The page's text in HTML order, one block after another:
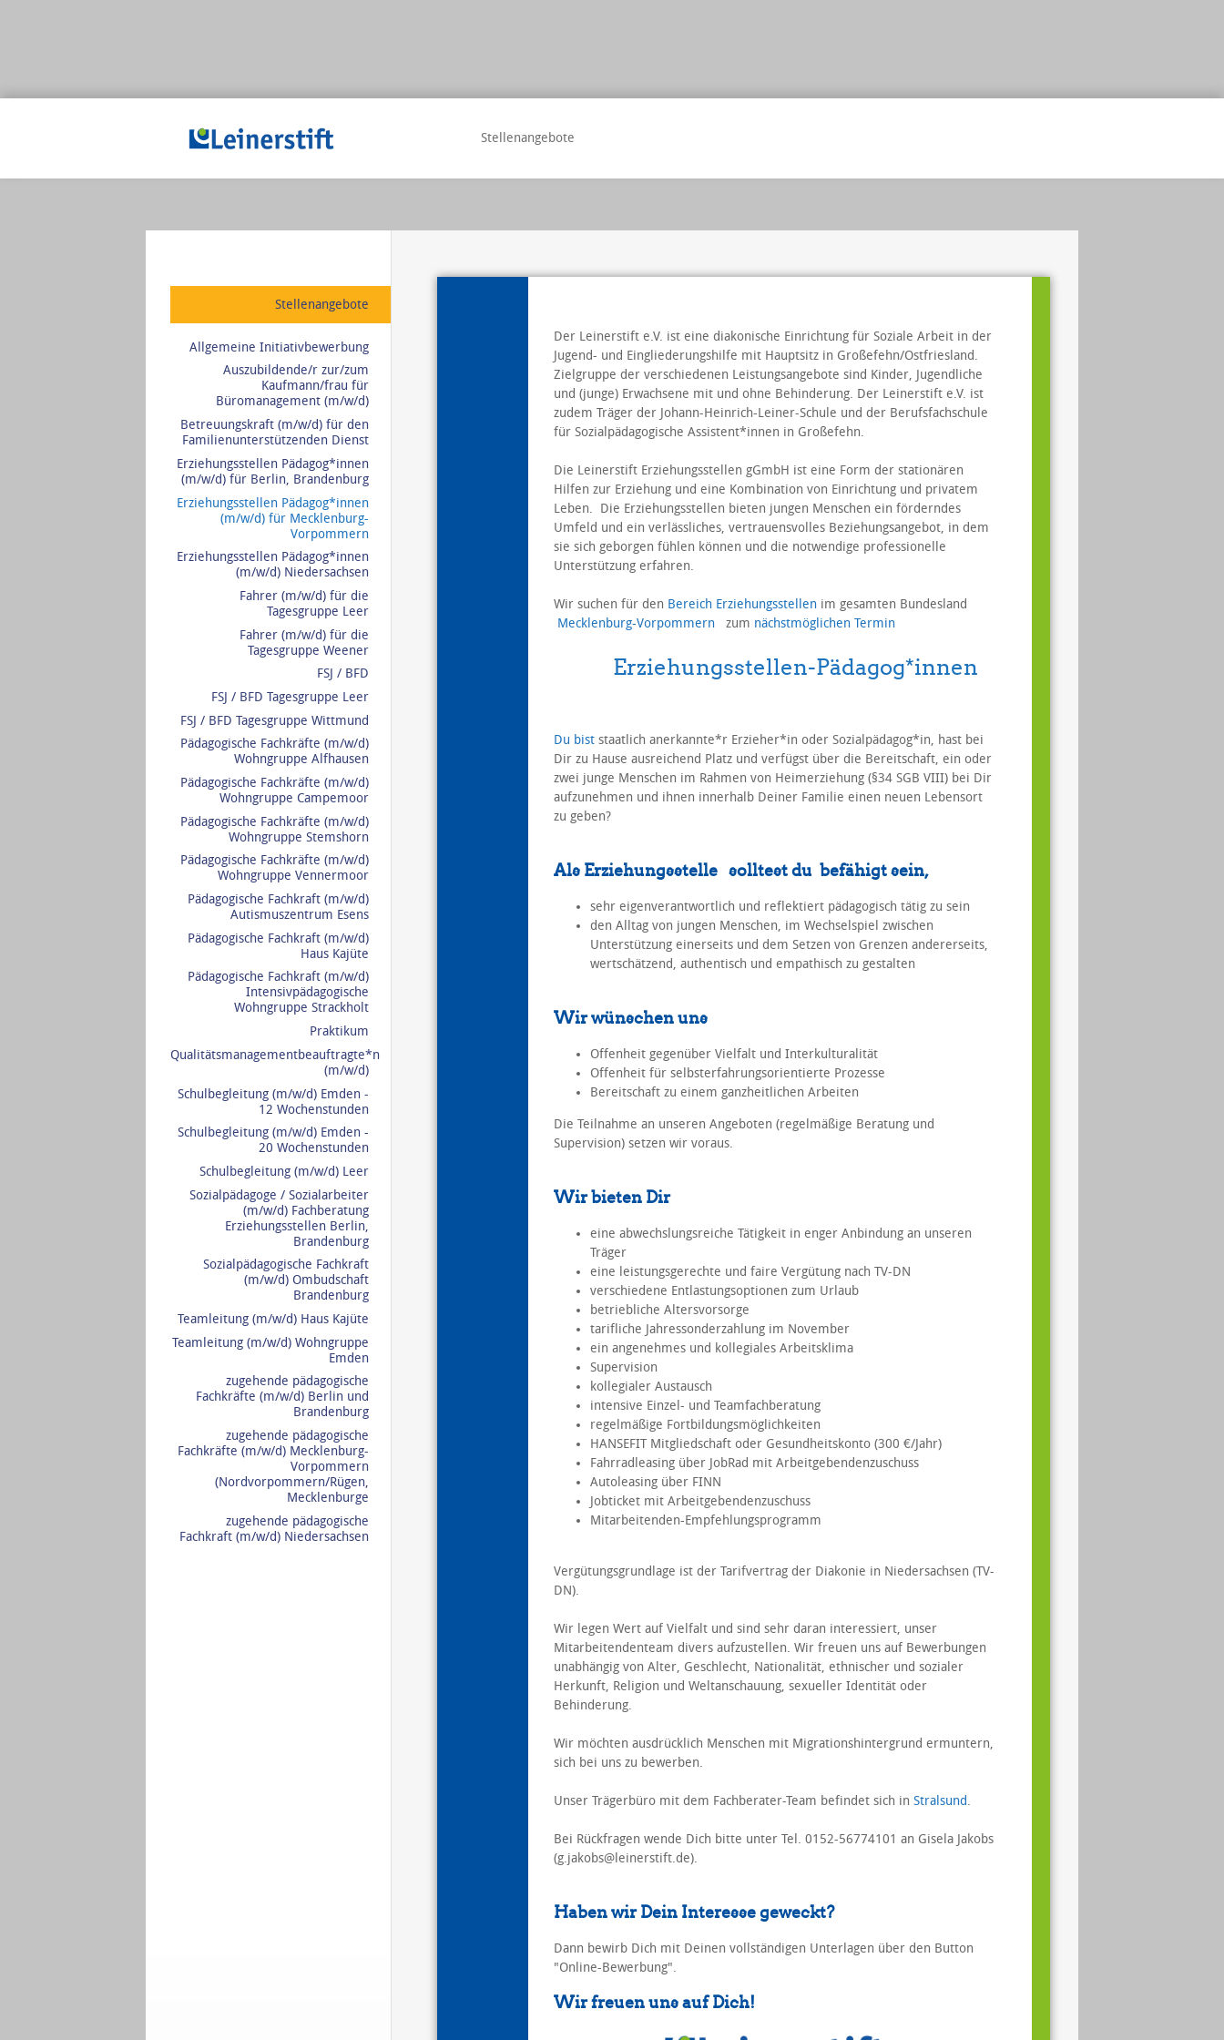
Stellenangebote
Stellenangebote
Allgemeine Initiativbewerbung
Auszubildende/r zur/zum
Kaufmann/frau für
Büromanagement (m/w/d)
Betreuungskraft (m/w/d) für den
Familienunterstützenden Dienst
Erziehungsstellen Pädagog*innen
(m/w/d) für Berlin, Brandenburg
Erziehungsstellen Pädagog*innen
(m/w/d) für Mecklenburg-
Vorpommern
Erziehungsstellen Pädagog*innen
(m/w/d) Niedersachsen
Fahrer (m/w/d) für die
Tagesgruppe Leer
Fahrer (m/w/d) für die
Tagesgruppe Weener
FSJ / BFD
FSJ / BFD Tagesgruppe Leer
FSJ / BFD Tagesgruppe Wittmund
Pädagogische Fachkräfte (m/w/d)
Wohngruppe Alfhausen
Pädagogische Fachkräfte (m/w/d)
Wohngruppe Campemoor
Pädagogische Fachkräfte (m/w/d)
Wohngruppe Stemshorn
Pädagogische Fachkräfte (m/w/d)
Wohngruppe Vennermoor
Pädagogische Fachkraft (m/w/d)
Autismuszentrum Esens
Pädagogische Fachkraft (m/w/d)
Haus Kajüte
Pädagogische Fachkraft (m/w/d)
Intensivpädagogische
Wohngruppe Strackholt
Praktikum
Qualitätsmanagementbeauftragte*n
(m/w/d)
Schulbegleitung (m/w/d) Emden -
12 Wochenstunden
Schulbegleitung (m/w/d) Emden -
20 Wochenstunden
Schulbegleitung (m/w/d) Leer
Sozialpädagoge / Sozialarbeiter
(m/w/d) Fachberatung
Erziehungsstellen Berlin,
Brandenburg
Sozialpädagogische Fachkraft
(m/w/d) Ombudschaft
Brandenburg
Teamleitung (m/w/d) Haus Kajüte
Teamleitung (m/w/d) Wohngruppe
Emden
zugehende pädagogische
Fachkräfte (m/w/d) Berlin und
Brandenburg
zugehende pädagogische
Fachkräfte (m/w/d) Mecklenburg-
Vorpommern
(Nordvorpommern/Rügen,
Mecklenburge
zugehende pädagogische
Fachkraft (m/w/d) Niedersachsen
Der Leinerstift e.V. ist eine diakonische Einrichtung für Soziale Arbeit in der
Jugend- und Eingliederungshilfe mit Hauptsitz in Großefehn/Ostfriesland.
Zielgruppe der verschiedenen Leistungsangebote sind Kinder, Jugendliche
und (junge) Erwachsene mit und ohne Behinderung. Der Leinerstift e.V. ist
zudem Träger der Johann-Heinrich-Leiner-Schule und der Berufsfachschule
für Sozialpädagogische Assistent*innen in Großefehn.
Die Leinerstift Erziehungsstellen gGmbH ist eine Form der stationären
Hilfen zur Erziehung und eine Kombination von Einrichtung und privatem
Leben. Die Erziehungsstellen bieten jungen Menschen ein förderndes
Umfeld und ein verlässliches, vertrauensvolles Beziehungsangebot, in dem
sie sich geborgen fühlen können und die notwendige professionelle
Unterstützung erfahren.
Wir suchen für den Bereich Erziehungsstellenim gesamten Bundesland
Mecklenburg-Vorpommern zum nächstmöglichen Termin
Erziehungsstellen-Pädagog*innen
Du biststaatlich anerkannte*r Erzieher*in oder Sozialpädagog*in, hast bei
Dir zu Hause ausreichend Platz und verfügst über die Bereitschaft, ein oder
zwei junge Menschen im Rahmen von Heimerziehung (§34 SGB VIII) bei Dir
aufzunehmen und ihnen innerhalb Deiner Familie einen neuen Lebensort
zu geben?
Als Erziehungsstelle solltest du befähigt sein,
sehr eigenverantwortlich und reflektiert pädagogisch tätig zu sein
den Alltag von jungen Menschen, im Wechselspiel zwischen
Unterstützung einerseits und dem Setzen von Grenzen andererseits,
wertschätzend, authentisch und empathisch zu gestalten
Wir wünschen uns
Offenheit gegenüber Vielfalt und Interkulturalität
Offenheit für selbsterfahrungsorientierte Prozesse
Bereitschaft zu einem ganzheitlichen Arbeiten
Die Teilnahme an unseren Angeboten (regelmäßige Beratung und
Supervision) setzen wir voraus.
Wir bieten Dir
eine abwechslungsreiche Tätigkeit in enger Anbindung an unseren
Träger
eine leistungsgerechte und faire Vergütung nach TV-DN
verschiedene Entlastungsoptionen zum Urlaub
betriebliche Altersvorsorge
tarifliche Jahressonderzahlung im November
ein angenehmes und kollegiales Arbeitsklima
Supervision
kollegialer Austausch
intensive Einzel- und Teamfachberatung
regelmäßige Fortbildungsmöglichkeiten
HANSEFIT Mitgliedschaft oder Gesundheitskonto (300 €/Jahr)
Fahrradleasing über JobRad mit Arbeitgebendenzuschuss
Autoleasing über FINN
Jobticket mit Arbeitgebendenzuschuss
Mitarbeitenden-Empfehlungsprogramm
Vergütungsgrundlage ist der Tarifvertrag der Diakonie in Niedersachsen (TV-
DN).
Wir legen Wert auf Vielfalt und sind sehr daran interessiert, unser
Mitarbeitendenteam divers aufzustellen. Wir freuen uns auf Bewerbungen
unabhängig von Alter, Geschlecht, Nationalität, ethnischer und sozialer
Herkunft, Religion und Weltanschauung, sexueller Identität oder
Behinderung.
Wir möchten ausdrücklich Menschen mit Migrationshintergrund ermuntern,
sich bei uns zu bewerben.
Unser Trägerbüro mit dem Fachberater-Team befindet sich in Stralsund.
Bei Rückfragen wende Dich bitte unter Tel. 0152-56774101 an Gisela Jakobs
(g.jakobs@leinerstift.de).
Haben wir Dein Interesse geweckt?
Dann bewirb Dich mit Deinen vollständigen Unterlagen über den Button
"Online-Bewerbung".
Wir freuen uns auf Dich!